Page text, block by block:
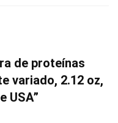
de proteínas
variado, 2.12 oz,
USA”